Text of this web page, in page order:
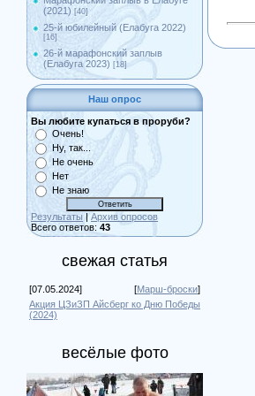
(2021) [40]
25-й юбилейный (Елабуга 2022)
[16]
26-й марафонский заплыв
(Елабуга 2023) [18]
Наш опрос
Вы любите купаться в проруби?
Очень!
Ну, так...
Не очень
Нет
Не знаю
Результаты | Архив опросов
Всего ответов: 43
свежая статья
[07.05.2024] [Марш-броски]
Акция ЦЗиЗП Айсберг ко Дню Победы
(2024)
весёлые фото